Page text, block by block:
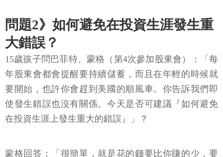
問題2》如何避免在投資生涯發生重
大錯誤？
15歲孩子問巴菲特、蒙格（第4次參加股東會）：「每
年股東會都會提醒要持續儲蓄，而且在年輕的時候就
要開始，也許你會趕到美國的順風車。你告訴我們即
使發生錯誤也沒有關係。今天是否可建議『如何避免
在投資生涯上發生重大的錯誤』」？
蒙格回答：「很簡單，就是花的錢要比你賺的少，要